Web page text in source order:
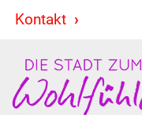
Kontakt